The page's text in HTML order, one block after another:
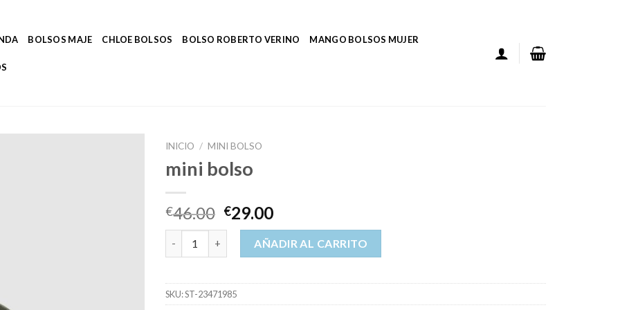
BOLSOS MAJE CHLOE BOLSOS BOLSO ROBERTO VERINO MANGO BOLSOS MUJER
INICIO / MINI BOLSO
mini bolso
€46.00 €29.00
AÑADIR AL CARRITO
SKU:ST-23471985